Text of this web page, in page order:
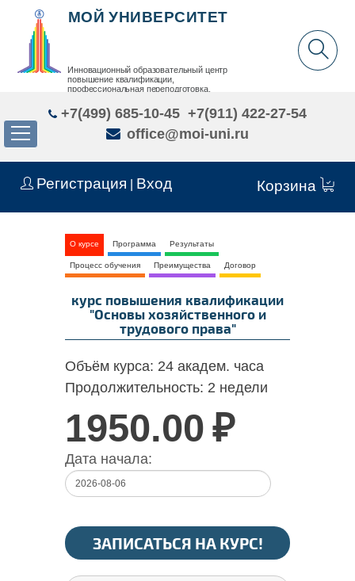
Регистрация Вход Корзина
МОЙ УНИВЕРСИТЕТ
Инновационный образовательный центр
повышение квалификации,
профессиональная переподготовка,
+7(499) 685-10-45 +7(911) 422-27-54
office@moi-uni.ru
О курсе Программа Результаты
Процесс обучения Преимущества Договор
курс повышения квалификации
"Основы хозяйственного и
трудового права"
Объём курса: 24 академ. часа
Продолжительность: 2 недели
1950.00 ₽
Дата начала:
ЗАПИСАТЬСЯ НА КУРС!